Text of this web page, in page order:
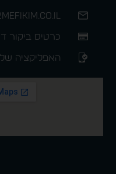
כרטיס ביקור
האפליקציה